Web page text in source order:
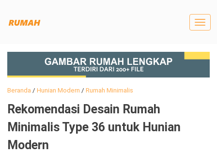
Beranda/ Hunian Modern / Rumah Minimalis
Rekomendasi Desain Rumah
Minimalis Type 36 untuk Hunian
Modern